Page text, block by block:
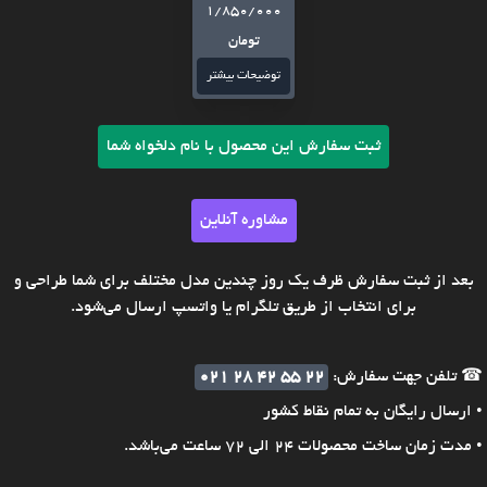
1/850/000
تومان
توضیحات بیشتر
ثبت سفارش این محصول با نام دلخواه شما
مشاوره آنلاین
بعد از ثبت سفارش ظرف یک روز چندین مدل مختلف برای شما طراحی و
برای انتخاب از طریق تلگرام یا واتسپ ارسال می‌شود.
☎ تلفن جهت سفارش:
021 28 42 55 22
• ارسال رایگان به تمام نقاط کشور
• مدت زمان ساخت محصولات 24 الی 72 ساعت می‌باشد.